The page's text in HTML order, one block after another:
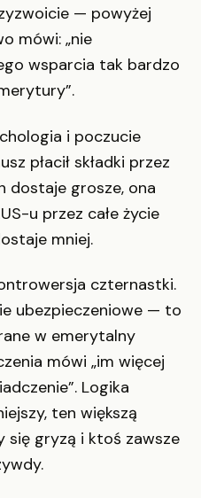
— powyżej
mówi: „nie
wsparcia tak bardzo
i poczucie
płacił składki przez
dostaje grosze, ona
u przez całe życie
mniej.
czternastki.
ubezpieczeniowe — to
w emerytalny
mówi „im więcej
Logika
ten większą
się gryzą i ktoś zawsze